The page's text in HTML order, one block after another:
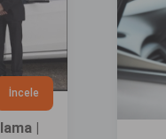
İncele
|